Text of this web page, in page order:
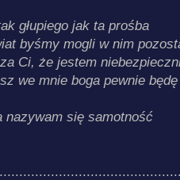
głupiego jak ta prośba
byśmy mogli w nim
Ci, że jestem
we mnie boga pewnie
nazywam się samotność